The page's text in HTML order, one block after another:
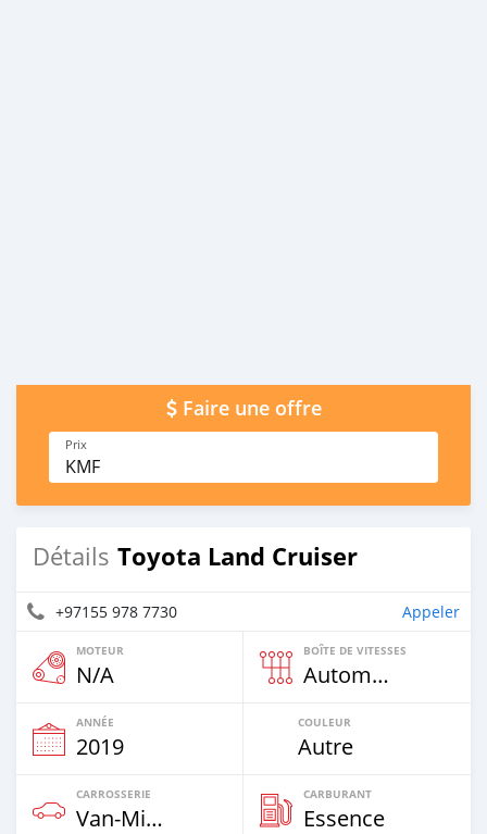
Faire une offre
Prix
KMF
Détails Toyota Land Cruiser
+97155 978 7730 Appeler
MOTEUR
N/A
BOÎTE DE VITESSES
Automatique
ANNÉE
2019
COULEUR
Autre
CARROSSERIE
Van‒Minibus
CARBURANT
Essence